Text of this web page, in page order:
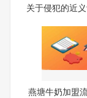
关于侵犯的近
燕塘牛奶加盟